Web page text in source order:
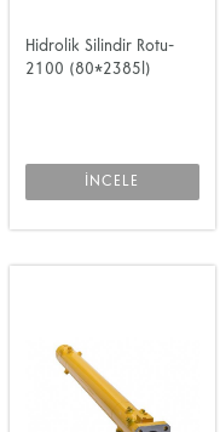
Hidrolik Silindir Rotu-
2100 (80*2385l)
İNCELE